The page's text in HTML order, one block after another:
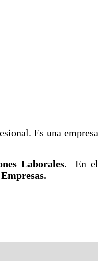
Es una empresa
Laborales. En el